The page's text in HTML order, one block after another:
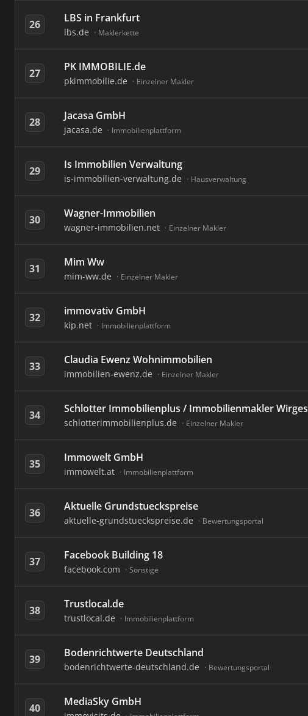
26 LBS in Frankfurt
lbs.de Maklerkette
27 PK IMMOBILIE.de
pkimmobilie.de Einzelner Makler
28 Jacasa GmbH
jacasa.de Immobilienplattform
29 Is Immobilien Verwaltung
is-immobilien-verwaltung.de Hausverwaltung
30 Wagner-Immobilien
wagner-immobilien.net Einzelner Makler
31 Mim Ww
mim-ww.de Einzelner Makler
32 immovativ GmbH
kip.net Immobilienplattform
33 Claudia Ewenz Wohnimmobilien
immobilien-ewenz.de Einzelner Makler
34 Schlotter Immobilienplus / Immobilienmakler Wirges
schlotterimmobilienplus.de Einzelner Makler
35 Immowelt GmbH
immowelt.at Immobilienplattform
36 Aktuelle Grundstueckspreise
aktuelle-grundstueckspreise.de Bewertungsportal
37 Facebook Building 18
facebook.com Sonstige
38 Trustlocal.de
trustlocal.de Immobilienplattform
39 Bodenrichtwerte Deutschland
bodenrichtwerte-deutschland.de Bewertungsportal
40 MediaSky GmbH